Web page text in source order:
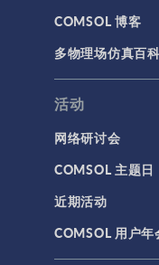
COMSOL 博客
多物理场仿真百科
活动
网络研讨会
COMSOL 主题日
近期活动
COMSOL 用户年